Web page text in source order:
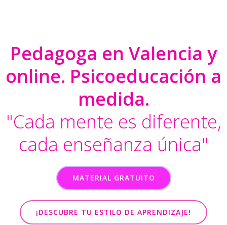
Pedagoga en Valencia y
online. Psicoeducación a
medida.
"Cada mente es diferente,
cada enseñanza única"
MATERIAL GRATUITO
¡DESCUBRE TU ESTILO DE APRENDIZAJE!